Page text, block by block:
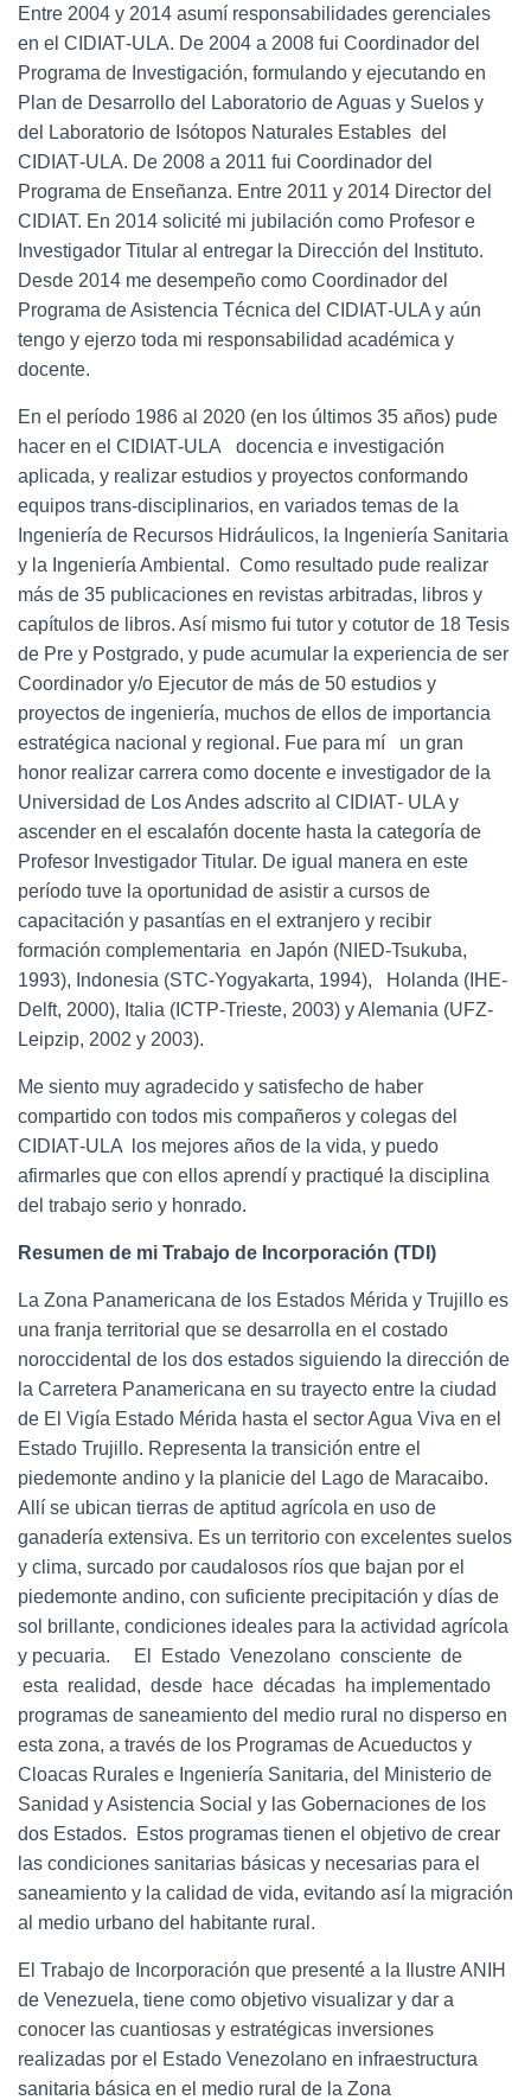
Entre 2004 y 2014 asumí responsabilidades gerenciales
en el CIDIAT‐ULA. De 2004 a 2008 fui Coordinador del
Programa de Investigación, formulando y ejecutando en
Plan de Desarrollo del Laboratorio de Aguas y Suelos y
del Laboratorio de Isótopos Naturales Estables del
CIDIAT‐ULA. De 2008 a 2011 fui Coordinador del
Programa de Enseñanza. Entre 2011 y 2014 Director del
CIDIAT. En 2014 solicité mi jubilación como Profesor e
Investigador Titular al entregar la Dirección del Instituto.
Desde 2014 me desempeño como Coordinador del
Programa de Asistencia Técnica del CIDIAT‐ULA y aún
tengo y ejerzo toda mi responsabilidad académica y
docente.
En el período 1986 al 2020 (en los últimos 35 años) pude
hacer en el CIDIAT‐ULA docencia e investigación
aplicada, y realizar estudios y proyectos conformando
equipos trans‐disciplinarios, en variados temas de la
Ingeniería de Recursos Hidráulicos, la Ingeniería Sanitaria
y la Ingeniería Ambiental. Como resultado pude realizar
más de 35 publicaciones en revistas arbitradas, libros y
capítulos de libros. Así mismo fui tutor y cotutor de 18 Tesis
de Pre y Postgrado, y pude acumular la experiencia de ser
Coordinador y/o Ejecutor de más de 50 estudios y
proyectos de ingeniería, muchos de ellos de importancia
estratégica nacional y regional. Fue para mí un gran
honor realizar carrera como docente e investigador de la
Universidad de Los Andes adscrito al CIDIAT‐ ULA y
ascender en el escalafón docente hasta la categoría de
Profesor Investigador Titular. De igual manera en este
período tuve la oportunidad de asistir a cursos de
capacitación y pasantías en el extranjero y recibir
formación complementaria en Japón (NIED‐Tsukuba,
1993), Indonesia (STC‐Yogyakarta, 1994), Holanda (IHE‐
Delft, 2000), Italia (ICTP‐Trieste, 2003) y Alemania (UFZ‐
Leipzip, 2002 y 2003).
Me siento muy agradecido y satisfecho de haber
compartido con todos mis compañeros y colegas del
CIDIAT‐ULA los mejores años de la vida, y puedo
afirmarles que con ellos aprendí y practiqué la disciplina
del trabajo serio y honrado.
Resumen de mi Trabajo de Incorporación (TDI)
La Zona Panamericana de los Estados Mérida y Trujillo es
una franja territorial que se desarrolla en el costado
noroccidental de los dos estados siguiendo la dirección de
la Carretera Panamericana en su trayecto entre la ciudad
de El Vigía Estado Mérida hasta el sector Agua Viva en el
Estado Trujillo. Representa la transición entre el
piedemonte andino y la planicie del Lago de Maracaibo.
Allí se ubican tierras de aptitud agrícola en uso de
ganadería extensiva. Es un territorio con excelentes suelos
y clima, surcado por caudalosos ríos que bajan por el
piedemonte andino, con suficiente precipitación y días de
sol brillante, condiciones ideales para la actividad agrícola
y pecuaria. El Estado Venezolano consciente de
esta realidad, desde hace décadas ha implementado
programas de saneamiento del medio rural no disperso en
esta zona, a través de los Programas de Acueductos y
Cloacas Rurales e Ingeniería Sanitaria, del Ministerio de
Sanidad y Asistencia Social y las Gobernaciones de los
dos Estados. Estos programas tienen el objetivo de crear
las condiciones sanitarias básicas y necesarias para el
saneamiento y la calidad de vida, evitando así la migración
al medio urbano del habitante rural.
El Trabajo de Incorporación que presenté a la Ilustre ANIH
de Venezuela, tiene como objetivo visualizar y dar a
conocer las cuantiosas y estratégicas inversiones
realizadas por el Estado Venezolano en infraestructura
sanitaria básica en el medio rural de la Zona